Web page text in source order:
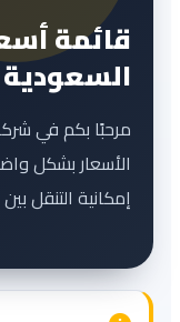
قائمة
مرحبًا بكم في
الأسعار بشكل
إمكانية التنقل